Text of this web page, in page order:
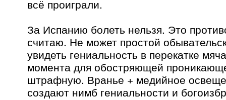
всё проиграли.
За Испанию болеть нельзя. Это
считаю. Не может простой
увидеть гениальность в перекатке
момента для обостряющей
штрафную. Вранье + медийное
создают нимб гениальности и